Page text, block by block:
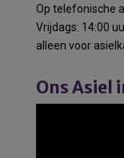
Op telefonische
Vrijdags: 14:00
alleen voor
Ons Asiel